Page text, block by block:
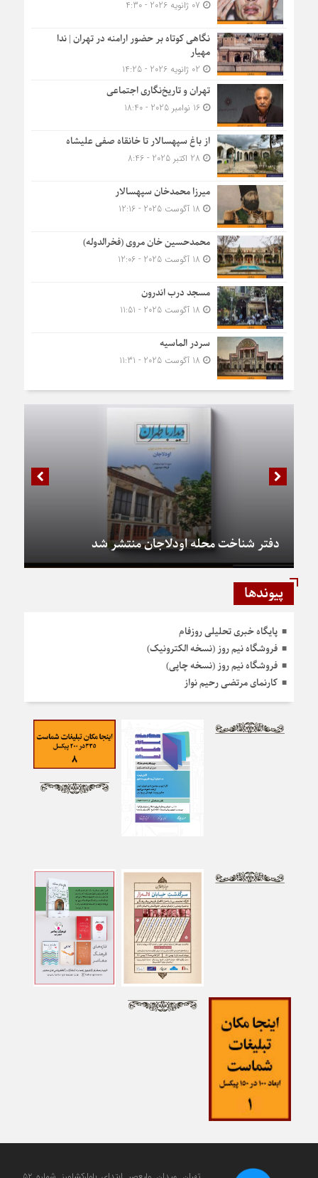
نگاهی کوتاه بر حضور ارامنه در تهران | ندا
مهیار
تهران و تاریخ‌نگاری اجتماعی
16 نوامبر 2025 - 18:40
از باغ سپهسالار تا خانقاه صفی علیشاه
میرزا محمدخان سپهسالار
محمدحسین خان مروی (فخرالدوله)
مسجد درب اندرون
سردر الماسیه
دفتر شناخت محله اودلاجان منتشر شد
پیوندها
پایگاه خبری تحلیلی روزفام
فروشگاه نیم روز (نسخه الکترونیک)
فروشگاه نیم روز (نسخه چاپی)
کارنمای مرتضی رحیم نواز